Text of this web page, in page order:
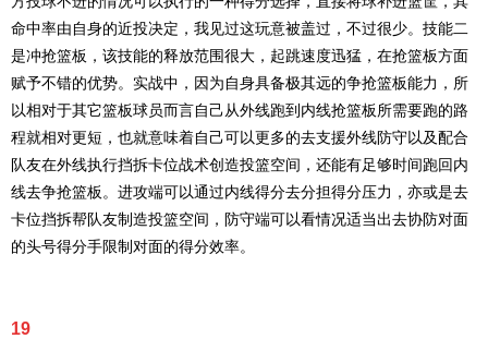
命中率由自身的近投决定，我见过这玩意被盖过，不过很少。技能二
是冲抢篮板，该技能的释放范围很大，起跳速度迅猛，在抢篮板方面
赋予不错的优势。实战中，因为自身具备极其远的争抢篮板能力，所
以相对于其它篮板球员而言自己从外线跑到内线抢篮板所需要跑的路
程就相对更短，也就意味着自己可以更多的去支援外线防守以及配合
队友在外线执行挡拆卡位战术创造投篮空间，还能有足够时间跑回内
线去争抢篮板。进攻端可以通过内线得分去分担得分压力，亦或是去
卡位挡拆帮队友制造投篮空间，防守端可以看情况适当出去协防对面
的头号得分手限制对面的得分效率。
19